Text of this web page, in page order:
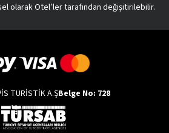
olarak Otel’ler tarafından değişitirilebilir.
TURİSTİK A.ŞBelge No: 728